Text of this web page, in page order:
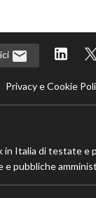
Privacy e Cookie
Italia di testate e
pubbliche